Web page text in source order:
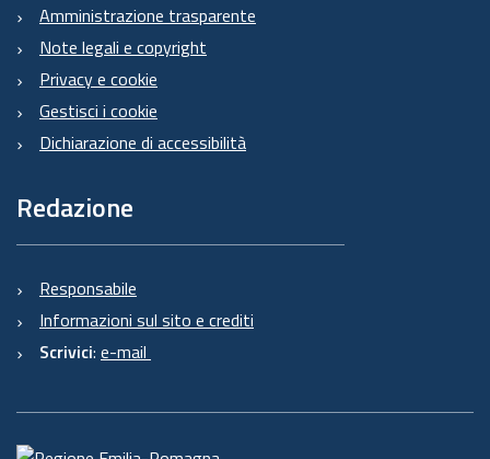
Amministrazione trasparente
Note legali e copyright
Privacy e cookie
Gestisci i cookie
Dichiarazione di accessibilità
Redazione
Responsabile
Informazioni sul sito e crediti
Scrivici: e-mail